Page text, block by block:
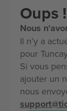
Oups !
Nous
Il n’y a
pour
Si vous
ajouter un
nous